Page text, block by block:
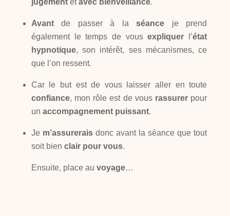
Avantde passer à laséance je prend
également le temps de vousexpliquer l’état
hypnotique, son intérêt, ses mécanismes, ce
que l’on ressent.
Car le but est de vous laisser aller en toute
confiance, mon rôle est de vous rassurer pour
un accompagnement puissant.
Je m’assureraisdonc avant la séance que tout
soit bien clair pour vous.
Ensuite, place au voyage…